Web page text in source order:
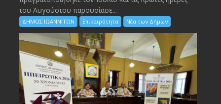
του Αυγούστου παρουσίασε...
ΔΗΜΟΣ ΙΩΑΝΝΙΤΩΝ Επικαιρότητα Νέα των Δήμων